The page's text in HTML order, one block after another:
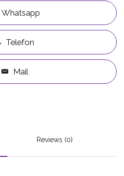
Whatsapp
Telefon
Mail
Reviews (0)